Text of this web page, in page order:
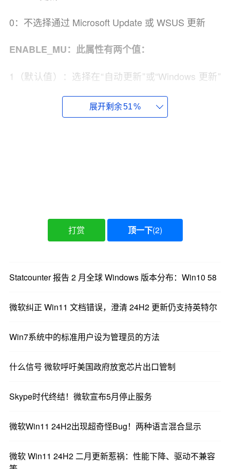
0：不选择通过 Microsoft Update 或 WSUS 更新
ENABLE_MU：此属性有两个值：
1（默认值）：选择在“自动更新”或“Windows 更新”
0：不选择在“自动更新”或“Windows 更新”中使用
LTS 版本，使用稳定版本的用户保持在稳定版本，
而使用候选版本或预览版本的用户保持在预览版
展开剩余51%
打赏 顶一下(2)
Statcounter 报告 2 月全球 Windows 版本分布：Win10 58
微软纠正 Win11 文档错误，澄清 24H2 更新仍支持英特尔
Win7系统中的标准用户设为管理员的方法
什么信号 微软呼吁美国政府放宽芯片出口管制
Skype时代终结！微软宣布5月停止服务
微软Win11 24H2出现超奇怪Bug！两种语言混合显示
微软 Win11 24H2 二月更新惹祸：性能下降、驱动不兼容